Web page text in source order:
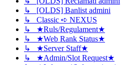
↳ [OLDS] Banlist admini
↳ Classic ➪ NEXUS
↳ ★Ruls/Regulament★
↳ ★Web Rank Status★
↳ ★Server Staff★
↳ ★Admin/Slot Request★